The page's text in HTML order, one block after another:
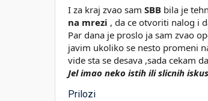
Gigabyte Z170-HD3 DDR3
I za kraj zvao sam SBB bila je
na mrezi , da ce otvoriti nalog i
Par dana je proslo ja sam zvao
javim ukoliko se nesto promeni
vide sta se desava ,sada cekam
Jel imao neko istih ili slicnih
Prilozi